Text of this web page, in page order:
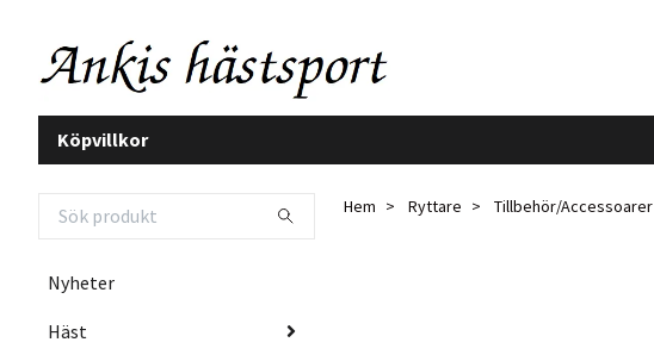
Köpvillkor
Nyheter
Häst
Hem Ryttare Tillbehör/Accessoarer